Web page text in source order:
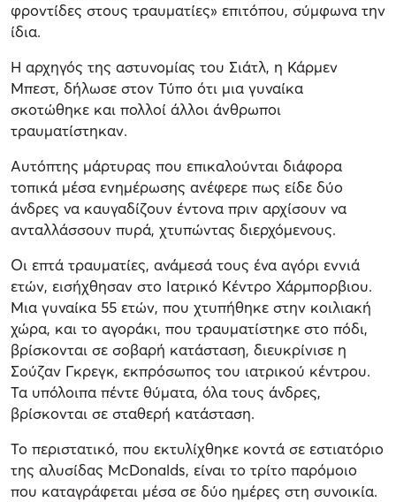
φροντίδες στους τραυματίες» επιτόπου, σύμφωνα την
ίδια.
Η αρχηγός της αστυνομίας του Σιάτλ, η Κάρμεν
Μπεστ, δήλωσε στον Τύπο ότι μια γυναίκα
σκοτώθηκε και πολλοί άλλοι άνθρωποι
τραυματίστηκαν.
Αυτόπτης μάρτυρας που επικαλούνται διάφορα
τοπικά μέσα ενημέρωσης ανέφερε πως είδε δύο
άνδρες να καυγαδίζουν έντονα πριν αρχίσουν να
ανταλλάσσουν πυρά, χτυπώντας διερχόμενους.
Οι επτά τραυματίες, ανάμεσά τους ένα αγόρι εννιά
ετών, εισήχθησαν στο Ιατρικό Κέντρο Χάρμπορβιου.
Μια γυναίκα 55 ετών, που χτυπήθηκε στην κοιλιακή
χώρα, και το αγοράκι, που τραυματίστηκε στο πόδι,
βρίσκονται σε σοβαρή κατάσταση, διευκρίνισε η
Σούζαν Γκρεγκ, εκπρόσωπος του ιατρικού κέντρου.
Τα υπόλοιπα πέντε θύματα, όλα τους άνδρες,
βρίσκονται σε σταθερή κατάσταση.
Το περιστατικό, που εκτυλίχθηκε κοντά σε εστιατόριο
της αλυσίδας McDonalds, είναι το τρίτο παρόμοιο
που καταγράφεται μέσα σε δύο ημέρες στη συνοικία.